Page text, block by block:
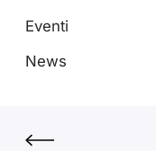
Eventi
News